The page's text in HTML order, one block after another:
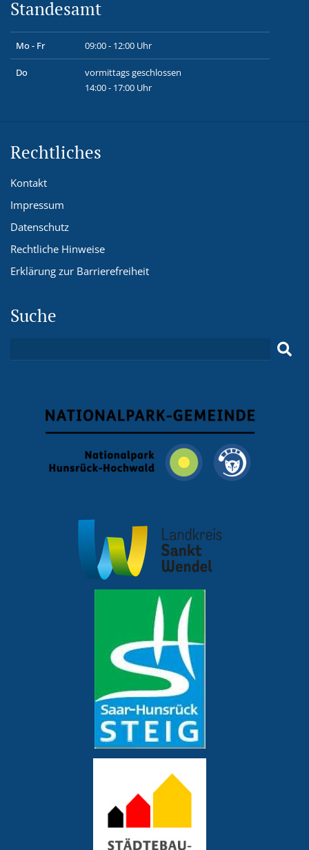
Standesamt
Mo - Fr 09:00 - 12:00 Uhr
Do
vormittags geschlossen
14:00 - 17:00 Uhr
Rechtliches
Kontakt
Impressum
Datenschutz
Rechtliche Hinweise
Erklärung zur Barrierefreiheit
Suche